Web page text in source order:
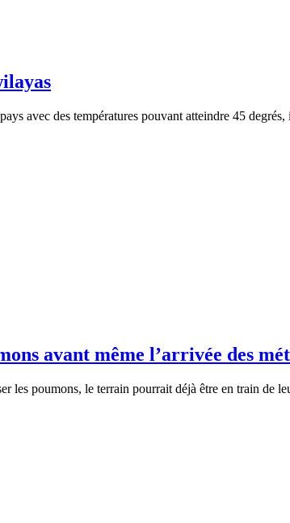
avec des températures pouvant atteindre 45
avant même l’arrivée des
les poumons, le terrain pourrait déjà être en train de